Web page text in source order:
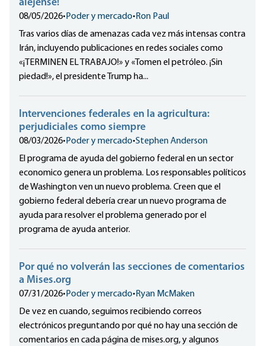
aléjense!
08/05/2026• Poder y mercado• Ron Paul
Tras varios días de amenazas cada vez más intensas contra
Irán, incluyendo publicaciones en redes sociales como
«¡TERMINEN EL TRABAJO!» y «Tomen el petróleo. ¡Sin
piedad!», el presidente Trump ha...
Intervenciones federales en la agricultura:
perjudiciales como siempre
08/03/2026• Poder y mercado•Stephen Anderson
El programa de ayuda del gobierno federal en un sector
economico genera un problema. Los responsables políticos
de Washington ven un nuevo problema. Creen que el
gobierno federal debería crear un nuevo programa de
ayuda para resolver el problema generado por el
programa de ayuda anterior.
Por qué no volverán las secciones de comentarios
a Mises.org
07/31/2026• Poder y mercado• Ryan McMaken
De vez en cuando, seguimos recibiendo correos
electrónicos preguntando por qué no hay una sección de
comentarios en cada página de mises.org, y algunos